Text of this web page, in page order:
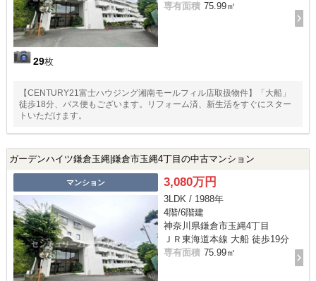
29枚
専有面積 75.99㎡
【CENTURY21富士ハウジング湘南モールフィル店取扱物件】「大船」
徒歩18分、バス便もございます。リフォーム済、新生活をすぐにスター
トいただけます。
ガーデンハイツ鎌倉玉縄|鎌倉市玉縄4丁目の中古マンション
マンション 3,080万円
3LDK / 1988年
4階/6階建
神奈川県鎌倉市玉縄4丁目
ＪＲ東海道本線 大船 徒歩19分
専有面積 75.99㎡